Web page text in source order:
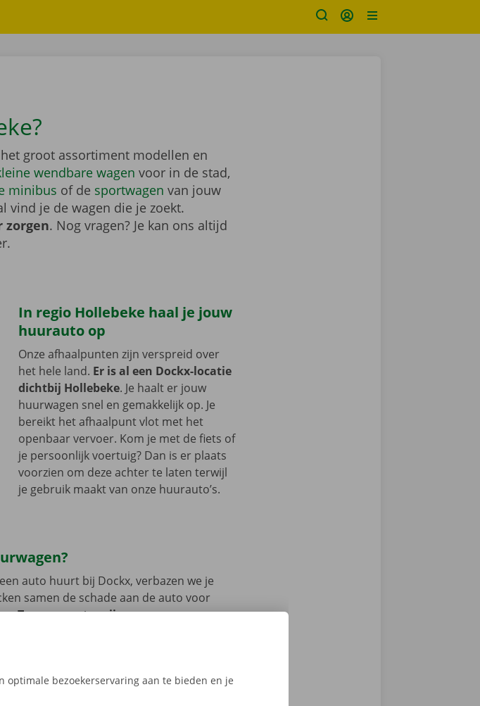
groot assortiment modellen en
wendbare wagen voor in de stad,
minibus of de sportwagen van jouw
vind je de wagen die je zoekt.
zorgen. Nog vragen? Je kan ons altijd
In regio Hollebeke haal je jouw
huurauto op
Onze afhaalpunten zijn verspreid over
het hele land. Er is al een Dockx-locatie
dichtbij Hollebeke. Je haalt er jouw
huurwagen snel en gemakkelijk op. Je
bereikt het afhaalpunt vlot met het
openbaar vervoer. Kom je met de fiets of
je persoonlijk voertuig? Dan is er plaats
voorzien om deze achter te laten terwijl
je gebruik maakt van onze huurauto’s.
auto huurt bij Dockx, verbazen we je
samen de schade aan de auto voor
Transparante prijzen en een
pechverhelping voor je klaar.
optimale bezoekerservaring aan te bieden en je